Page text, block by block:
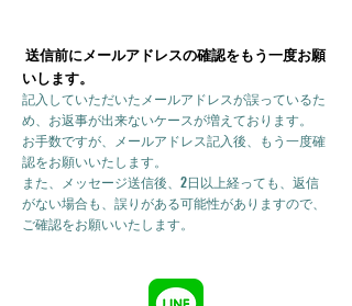
送信前にメールアドレスの確認をもう一度お願
いします。
記入していただいたメールアドレスが誤っているた
め、お返事が出来ないケースが増えております。
お手数ですが、メールアドレス記入後、もう一度確
認をお願いいたします。
また、メッセージ送信後、2日以上経っても、返信
がない場合も、誤りがある可能性がありますので、
ご確認をお願いいたします。